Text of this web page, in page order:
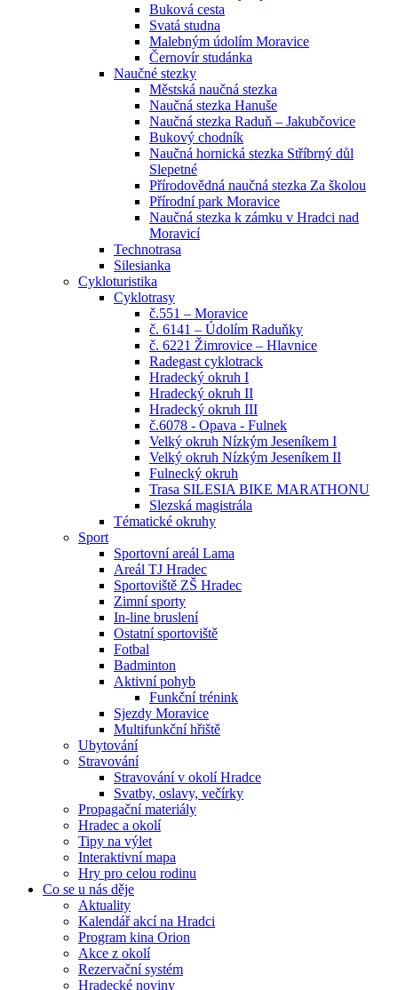
Buková cesta
Svatá studna
Malebným údolím Moravice
Černovír studánka
Naučné stezky
Městská naučná stezka
Naučná stezka Hanuše
Naučná stezka Raduň – Jakubčovice
Bukový chodník
Naučná hornická stezka Stříbrný důl
Slepetné
Přírodovědná naučná stezka Za školou
Přírodní park Moravice
Naučná stezka k zámku v Hradci nad
Moravicí
Technotrasa
Silesianka
Cykloturistika
Cyklotrasy
č.551 – Moravice
č. 6141 – Údolím Raduňky
č. 6221 Žimrovice – Hlavnice
Radegast cyklotrack
Hradecký okruh I
Hradecký okruh II
Hradecký okruh III
č.6078 - Opava - Fulnek
Velký okruh Nízkým Jeseníkem I
Velký okruh Nízkým Jeseníkem II
Fulnecký okruh
Trasa SILESIA BIKE MARATHONU
Slezská magistrála
Tématické okruhy
Sport
Sportovní areál Lama
Areál TJ Hradec
Sportoviště ZŠ Hradec
Zimní sporty
In-line bruslení
Ostatní sportoviště
Fotbal
Badminton
Aktivní pohyb
Funkční trénink
Sjezdy Moravice
Multifunkční hřiště
Ubytování
Stravování
Stravování v okolí Hradce
Svatby, oslavy, večírky
Propagační materiály
Hradec a okolí
Tipy na výlet
Interaktivní mapa
Hry pro celou rodinu
Co se u nás děje
Aktuality
Kalendář akcí na Hradci
Program kina Orion
Akce z okolí
Rezervační systém
Hradecké noviny